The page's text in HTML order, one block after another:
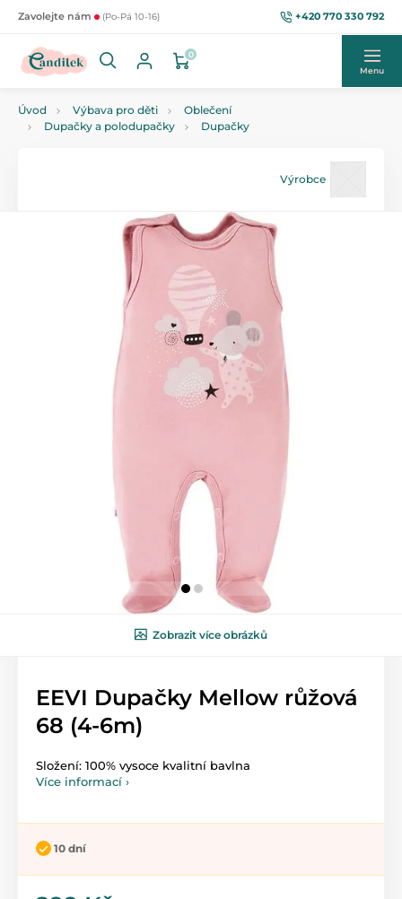
Zavolejte nám (Po-Pá 10-16) +420 770 330 792
0
Menu
Úvod Výbava pro děti
Oblečení
Dupačky a polodupačky
Dupačky
Výrobce
Zobrazit více obrázků
EEVI Dupačky Mellow růžová
68 (4-6m)
Složení: 100% vysoce kvalitní bavlna
Více informací ›
10 dní